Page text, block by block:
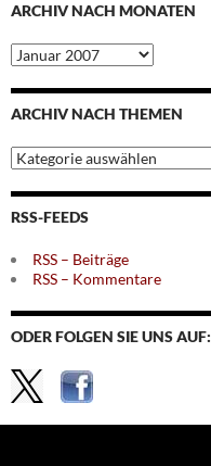
ARCHIV NACH MONATEN
Archiv
nach
Monaten
ARCHIV NACH THEMEN
Archiv
nach
Themen
RSS-FEEDS
RSS – Beiträge
RSS – Kommentare
ODER FOLGEN SIE UNS AUF: